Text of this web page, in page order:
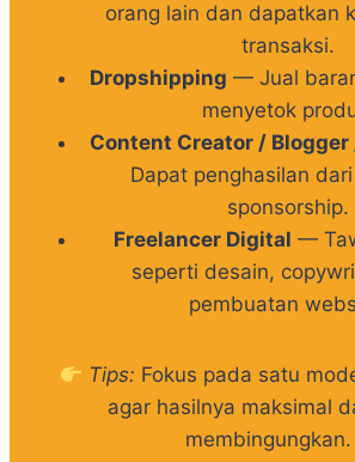
orang lain dan dapatkan
transaksi.
Dropshipping — Jual
menyetok
Content Creator / Blogger
Dapat penghasilan
sponsorship.
Freelancer Digital —
seperti desain,
pembuatan
Tips: Fokus pada satu
agar hasilnya maksimal
membingungkan.